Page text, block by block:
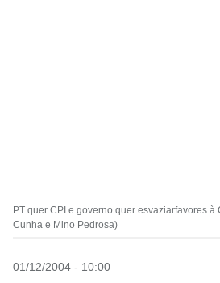
PT quer CPI e governo quer esvaziarfavores
Cunha e Mino Pedrosa)
01/12/2004 - 10:00